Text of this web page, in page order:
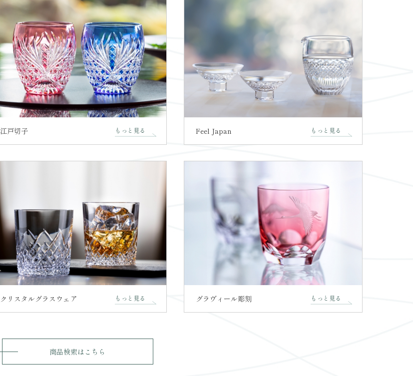
江戸切子 もっと見る Feel Japan もっと見る
クリスタルグラスウェア もっと見る グラヴィール彫刻 もっと見る
商品検索はこちら